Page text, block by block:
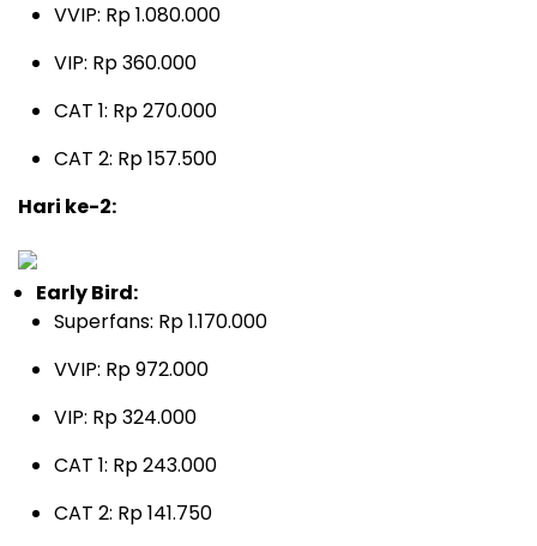
VVIP: Rp 1.080.000
VIP: Rp 360.000
CAT 1: Rp 270.000
CAT 2: Rp 157.500
Hari ke-2:
Early Bird:
Superfans: Rp 1.170.000
VVIP: Rp 972.000
VIP: Rp 324.000
CAT 1: Rp 243.000
CAT 2: Rp 141.750